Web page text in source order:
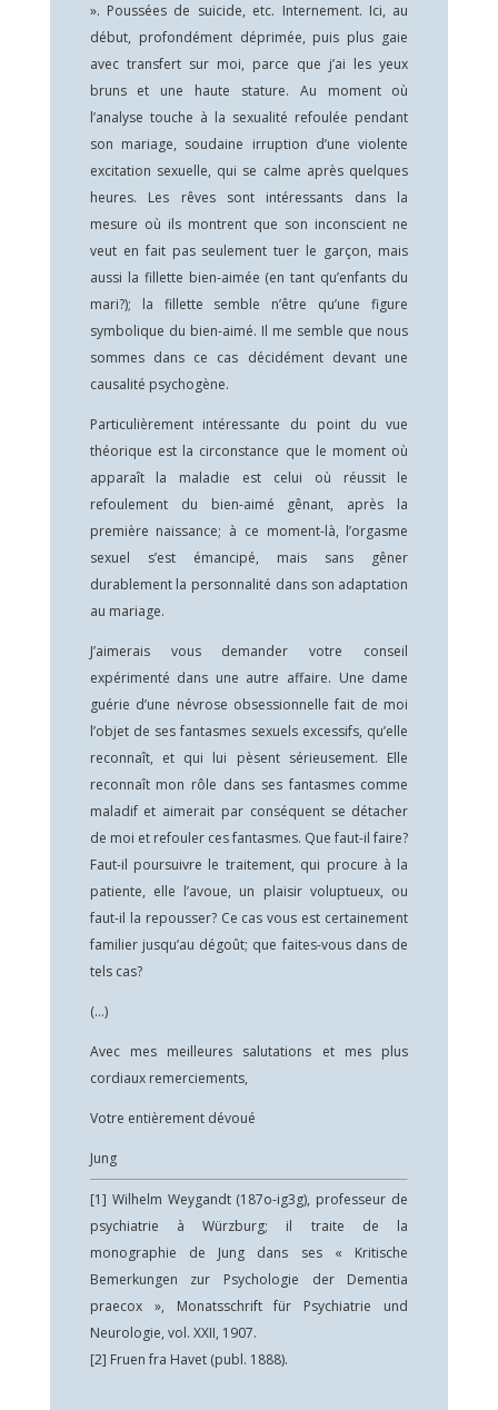
». Poussées de suicide, etc. Internement. Ici, au
début, profondément déprimée, puis plus gaie
avec transfert sur moi, parce que j’ai les yeux
bruns et une haute stature. Au moment où
l’analyse touche à la sexualité refoulée pendant
son mariage, soudaine irruption d’une violente
excitation sexuelle, qui se calme après quelques
heures. Les rêves sont intéressants dans la
mesure où ils montrent que son inconscient ne
veut en fait pas seulement tuer le garçon, mais
aussi la fillette bien-aimée (en tant qu’enfants du
mari?); la fillette semble n’être qu’une figure
symbolique du bien-aimé. Il me semble que nous
sommes dans ce cas décidément devant une
causalité psychogène.
Particulièrement intéressante du point du vue
théorique est la circonstance que le moment où
apparaît la maladie est celui où réussit le
refoulement du bien-aimé gênant, après la
première naissance; à ce moment-là, l’orgasme
sexuel s’est émancipé, mais sans gêner
durablement la personnalité dans son adaptation
au mariage.
J’aimerais vous demander votre conseil
expérimenté dans une autre affaire. Une dame
guérie d’une névrose obsessionnelle fait de moi
l’objet de ses fantasmes sexuels excessifs, qu’elle
reconnaît, et qui lui pèsent sérieusement. Elle
reconnaît mon rôle dans ses fantasmes comme
maladif et aimerait par conséquent se détacher
de moi et refouler ces fantasmes. Que faut-il faire?
Faut-il poursuivre le traitement, qui procure à la
patiente, elle l’avoue, un plaisir voluptueux, ou
faut-il la repousser? Ce cas vous est certainement
familier jusqu’au dégoût; que faites-vous dans de
tels cas?
(…)
Avec mes meilleures salutations et mes plus
cordiaux remerciements,
Votre entièrement dévoué
Jung
[1] Wilhelm Weygandt (187o-ig3g), professeur de
psychiatrie à Würzburg; il traite de la
monographie de Jung dans ses « Kritische
Bemerkungen zur Psychologie der Dementia
praecox », Monatsschrift für Psychiatrie und
Neurologie, vol. XXII, 1907.
[2] Fruen fra Havet (publ. 1888).